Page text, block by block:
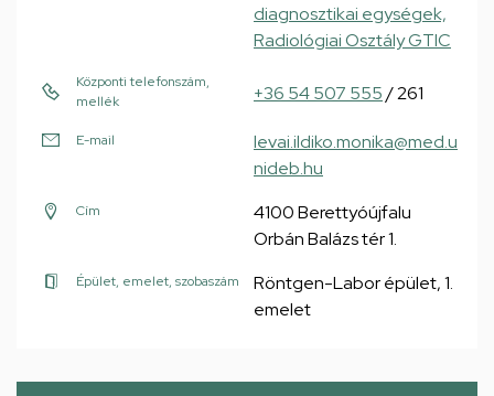
diagnosztikai egységek,
Radiológiai Osztály GTIC
Központi telefonszám,
mellék
+36 54 507 555/ 261
E-mail
levai.ildiko.monika@med.u
nideb.hu
Cím
4100 Berettyóújfalu
Orbán Balázs tér 1.
Épület, emelet, szobaszám
Röntgen-Labor épület, 1.
emelet